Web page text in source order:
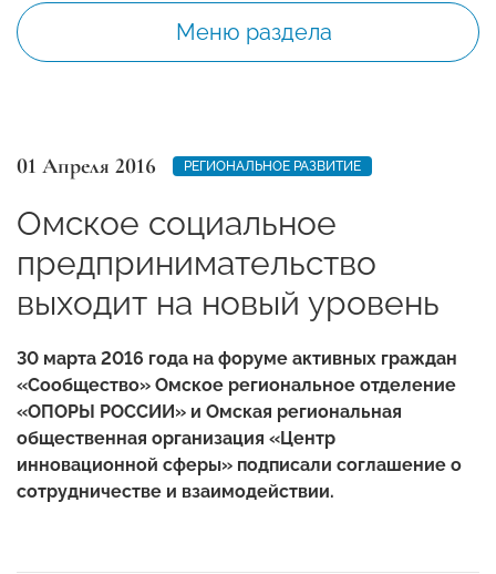
Меню раздела
01 Апреля 2016 РЕГИОНАЛЬНОЕ РАЗВИТИЕ
Омское социальное
предпринимательство
выходит на новый уровень
30 марта 2016 года на форуме активных граждан
«Сообщество» Омское региональное отделение
«ОПОРЫ РОССИИ» и Омская региональная
общественная организация «Центр
инновационной сферы» подписали соглашение о
сотрудничестве и взаимодействии.